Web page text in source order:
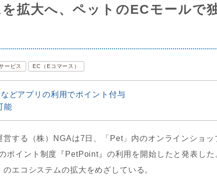
拡大へ、ペットのECモールで
ービス EC（Eコマース）
どアプリの利用でポイント付与
能
する（株）NGAは7日、「Pet」内のオンラインショッ
ポイント制度『PetPoint』の利用を開始したと発表した
エコシステムの拡大をめざしている。